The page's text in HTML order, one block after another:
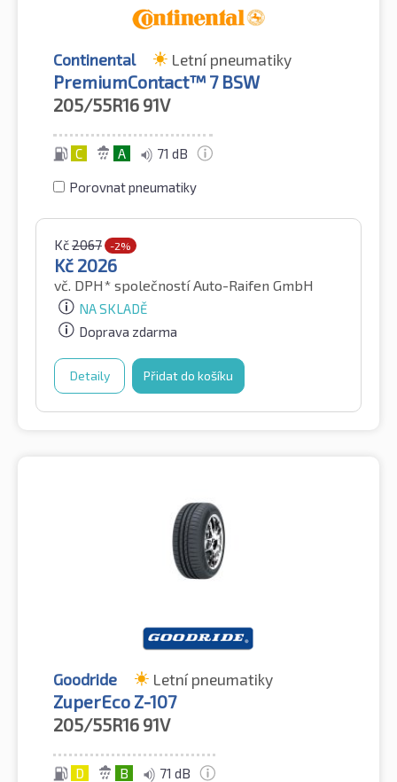
Continental Letní pneumatiky
PremiumContact™ 7 BSW
205/55R16 91V
C A 71 dB
Porovnat pneumatiky
Kč2067 -2%
Kč 2026
vč. DPH* společností Auto-Raifen GmbH
NA SKLADĚ
Doprava zdarma
Detaily Přidat do košíku
Goodride Letní pneumatiky
ZuperEco Z-107
205/55R16 91V
D B 71 dB